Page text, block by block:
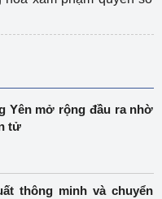
Yên mở rộng đầu ra nhờ
tử
thông minh và chuyển